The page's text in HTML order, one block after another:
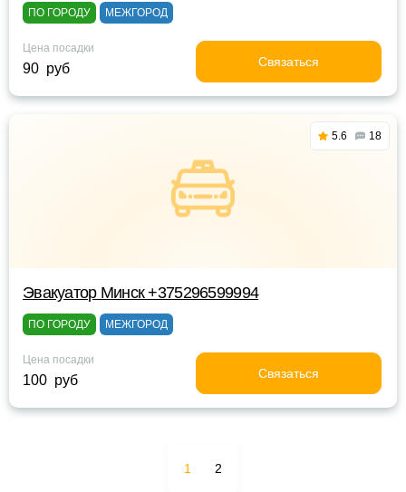
ПО ГОРОДУ МЕЖГОРОД
Цена посадки
90 руб Связаться
5.6 18
Эвакуатор Минск +375296599994
ПО ГОРОДУ МЕЖГОРОД
Цена посадки
100 руб Связаться
1 2